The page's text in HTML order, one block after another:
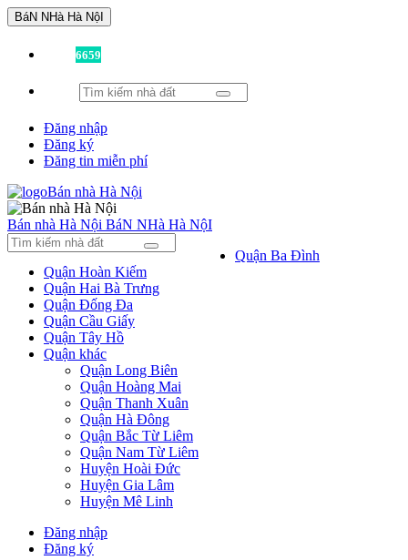
BáN NHà Hà NộI
6659
Đăng nhập
Đăng ký
Đăng tin miễn phí
Bán nhà Hà Nội BáN NHà Hà NộI
Quận Ba Đình
Quận Hoàn Kiếm
Quận Hai Bà Trưng
Quận Đống Đa
Quận Cầu Giấy
Quận Tây Hồ
Quận khác
Quận Long Biên
Quận Hoàng Mai
Quận Thanh Xuân
Quận Hà Đông
Quận Bắc Từ Liêm
Quận Nam Từ Liêm
Huyện Hoài Đức
Huyện Gia Lâm
Huyện Mê Linh
Đăng nhập
Đăng ký